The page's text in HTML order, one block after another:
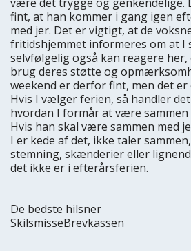
fint, at han kommer i gang igen
med jer. Det er vigtigt, at de
fritidshjemmet informeres om at I
selvfølgelig også kan reagere her,
brug deres støtte og
weekend er derfor fint, men det
Hvis I vælger ferien, så handler
hvordan I formår at være
Hvis han skal være sammen med
I er kede af det, ikke taler
stemning, skænderier eller
det ikke er i efterårsferien.
De bedste hilsner
SkilsmisseBrevkassen